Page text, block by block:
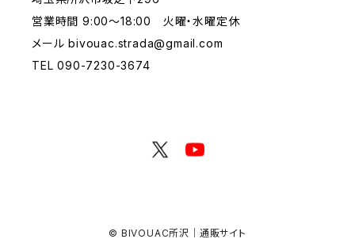
営業時間 9:00～18:00 火曜・水曜定休
メールbivouac.strada@gmail.com
TEL 090-7230-3674
© BIVOUAC所沢｜通販サイト